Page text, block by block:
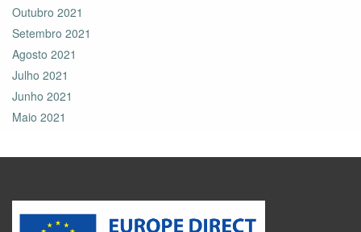
Outubro 2021
Setembro 2021
Agosto 2021
Julho 2021
Junho 2021
Maio 2021